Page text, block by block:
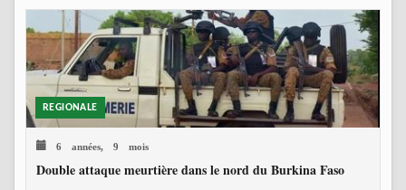
REGIONALE
6 années, 9 mois
Double attaque meurtière dans le nord du Burkina Faso